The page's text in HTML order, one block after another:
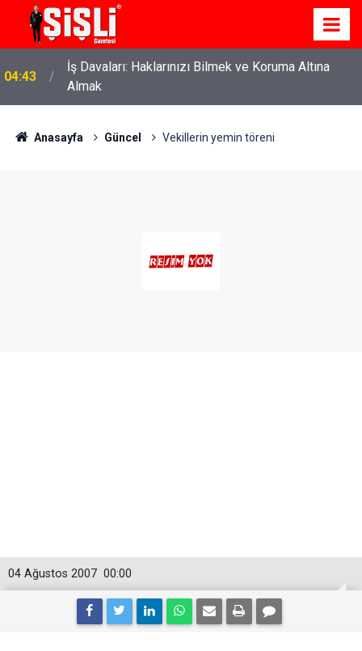
04:43
İş Davaları: Haklarınızı Bilmek ve Koruma Altına
Almak
Anasayfa Güncel Vekillerin yemin töreni
00:00
04 Ağustos 2007